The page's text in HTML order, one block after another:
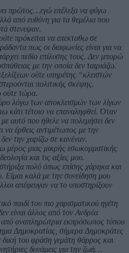
πρώτος…εγώ επέλεξα να φύγω
από ευθύνη για τα θεμέλια που
στενεψαν.
πρόκειται να επεκταθω σε
πως οι διαφωνίες είναι για να
πεδίο επίλυσης τους. Δεν μπορώ
με την οποία δεν ταιριάζω.
ούτε υπηρέτης “κλειστών
πολιτικής σκέψης.
τώρα.
λόγω των αποκλεισμών των λίγων
κάτι τέτοιο να επαναληφθεί. Όταν
αυτό που ήθελε να πολεμήσει δεν
να έρθεις αντιμέτωπος με την
την χαρίζω σε κανέναν.
μέρος μιας μικρής εσωκομματικής
και τις αξίες μου.
πολύ όπως επίσης χάρηκα και
καλά με την συνείδηση μου
απέφευγαν να το υποστηρίξουν
παιδί του πιο χαρισματικού ηγέτη
είναι άλλος από τον Ανδρέα
από αναπληρώτρια εκπρόσωπος τύπου
Δημοκρατίας, σήμερα Δημοκράτες
του φράση γεμάτη θάρρος και
δυνάμεις για την ζωή…